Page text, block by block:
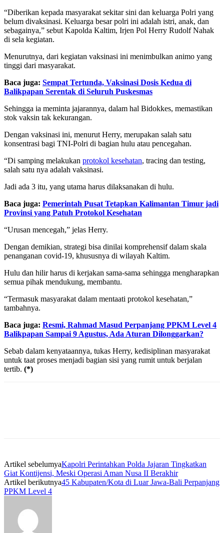
“Diberikan kepada masyarakat sekitar sini dan keluarga Polri yang
belum divaksinasi. Keluarga besar polri ini adalah istri, anak, dan
sebagainya,” sebut Kapolda Kaltim, Irjen Pol Herry Rudolf Nahak
di sela kegiatan.
Menurutnya, dari kegiatan vaksinasi ini menimbulkan animo yang
tinggi dari masyarakat.
Baca juga: Sempat Tertunda, Vaksinasi Dosis Kedua di
Balikpapan Serentak di Seluruh Puskesmas
Sehingga ia meminta jajarannya, dalam hal Bidokkes, memastikan
stok vaksin tak kekurangan.
Dengan vaksinasi ini, menurut Herry, merupakan salah satu
konsentrasi bagi TNI-Polri di bagian hulu atau pencegahan.
“Di samping melakukan protokol kesehatan, tracing dan testing,
salah satu nya adalah vaksinasi.
Jadi ada 3 itu, yang utama harus dilaksanakan di hulu.
Baca juga: Pemerintah Pusat Tetapkan Kalimantan Timur jadi
Provinsi yang Patuh Protokol Kesehatan
“Urusan mencegah,” jelas Herry.
Dengan demikian, strategi bisa dinilai komprehensif dalam skala
penanganan covid-19, khususnya di wilayah Kaltim.
Hulu dan hilir harus di kerjakan sama-sama sehingga mengharapkan
semua pihak mendukung, membantu.
“Termasuk masyarakat dalam mentaati protokol kesehatan,”
tambahnya.
Baca juga: Resmi, Rahmad Masud Perpanjang PPKM Level 4
Balikpapan Sampai 9 Agustus, Ada Aturan Dilonggarkan?
Sebab dalam kenyataannya, tukas Herry, kedisiplinan masyarakat
untuk taat proses menjadi bagian sisi yang rumit untuk berjalan
tertib. (*)
Artikel sebelumyaKapolri Perintahkan Polda Jajaran Tingkatkan
Giat Kontijensi, Meski Operasi Aman Nusa II Berakhir
Artikel berikutnya45 Kabupaten/Kota di Luar Jawa-Bali Perpanjang
PPKM Level 4